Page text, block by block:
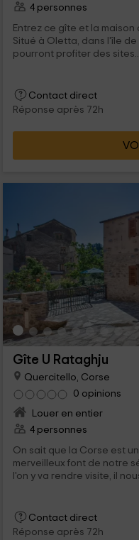
4 personnes
Entrez ce gîte et la maison
Situé à Oletta, dans l'île
pourront profiter des sites...
Contact direct
Réponse après 72h
Gîte U Rataghju
Quercitello, Corse
0 opinions
Louer en entier
4 personnes
On sait que la Corse est
merveilleux font de notre
l'on y va rendre visite, il
Contact direct
Réponse après 72h